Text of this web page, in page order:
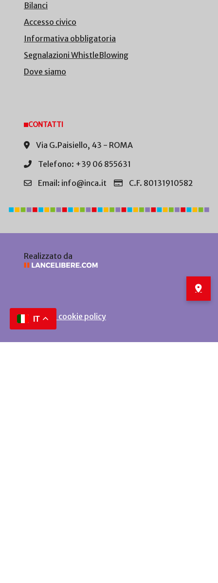
Bilanci
Accesso civico
Informativa obbligatoria
Segnalazioni WhistleBlowing
Dove siamo
CONTATTI
Via G.Paisiello, 43 - ROMA
Telefono: +39 06 855631
Email: info@inca.it
C.F. 80131910582
Realizzato da
Privacy e cookie policy
IT